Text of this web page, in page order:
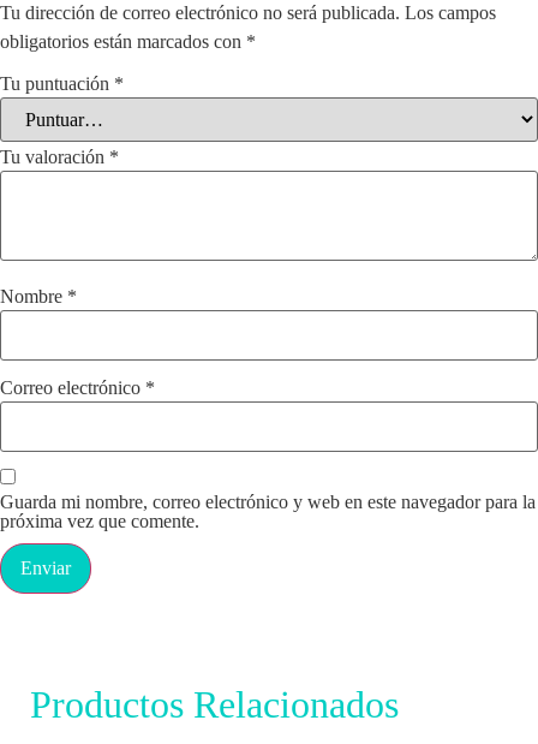
Tu dirección de correo electrónico no será publicada. Los campos
obligatorios están marcados con *
Tu puntuación *
Tu valoración *
Nombre *
Correo electrónico *
Guarda mi nombre, correo electrónico y web en este navegador para la
próxima vez que comente.
Productos Relacionados